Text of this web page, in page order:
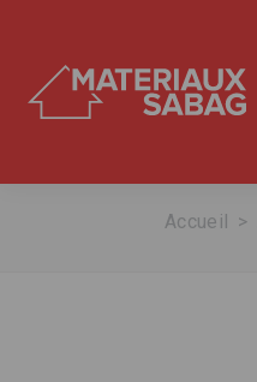
Accueil